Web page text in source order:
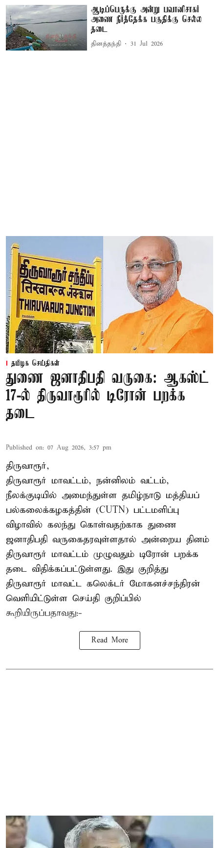
ஆடிப்பெருக்கு அன்று பவானிசாகர்
அணை நீர்த்தேக்க பகுதிக்கு செல்ல
தடை
தினத்தந்தி 31 Jul 2026
தமிழக செய்திகள்
துணை ஜனாதிபதி வருகை: ஆகஸ்ட்
17-ல் திருவாரூரில் டிரோன் பறக்க
தடை
Published on: 07 Aug 2026, 3:57 pm
திருவாரூர்,
திருவாரூர் மாவட்டம், நன்னிலம் வட்டம்,
நீலக்குடியில் அமைந்துள்ள தமிழ்நாடு மத்தியப்
பல்கலைக்கழகத்தின் (CUTN) பட்டமளிப்பு
விழாவில் கலந்து கொள்வதற்காக துணை
ஜனாதிபதி வருகைதரவுள்ளதால் அன்றைய தினம்
திருவாரூர் மாவட்டம் முழுவதும் டிரோன் பறக்க
தடை விதிக்கப்பட்டுள்ளது. இது குறித்து
திருவாரூர் மாவட்ட கலெக்டர் மோகனச்சந்திரன்
வெளியிட்டுள்ள செய்தி குறிப்பில்
கூறியிருப்பதாவது:-
Read More